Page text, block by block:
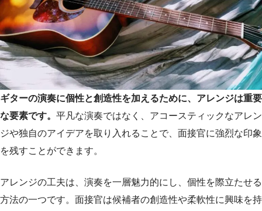
ギターの演奏に個性と創造性を加えるために、アレンジは重要
な要素です。 平凡な演奏ではなく、アコースティックなアレン
ジや独自のアイデアを取り入れることで、面接官に強烈な印象
を残すことができます。
アレンジの工夫は、演奏を一層魅力的にし、個性を際立たせる
方法の一つです。面接官は候補者の創造性や柔軟性に興味を持